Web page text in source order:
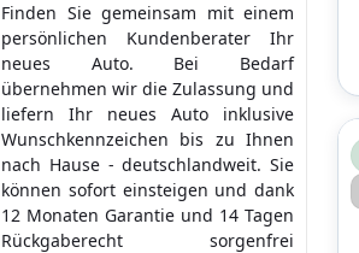
Finden Sie gemeinsam mit einem
persönlichen Kundenberater Ihr
neues Auto. Bei Bedarf
übernehmen wir die Zulassung und
liefern Ihr neues Auto inklusive
Wunschkennzeichen bis zu Ihnen
nach Hause - deutschlandweit. Sie
können sofort einsteigen und dank
12 Monaten Garantie und 14 Tagen
Rückgaberecht sorgenfrei